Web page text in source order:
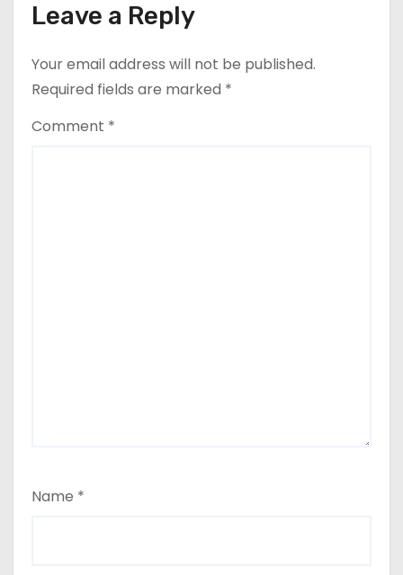
Leave a Reply
Your email address will not be published.
Required fields are marked *
Comment *
Name *